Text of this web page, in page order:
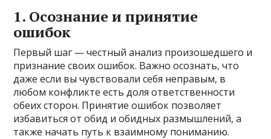
1. Осознание и принятие
ошибок
Первый шаг — честный анализ произошедшего и
признание своих ошибок. Важно осознать, что
даже если вы чувствовали себя неправым, в
любом конфликте есть доля ответственности
обеих сторон. Принятие ошибок позволяет
избавиться от обид и обидных размышлений, а
также начать путь к взаимному пониманию.